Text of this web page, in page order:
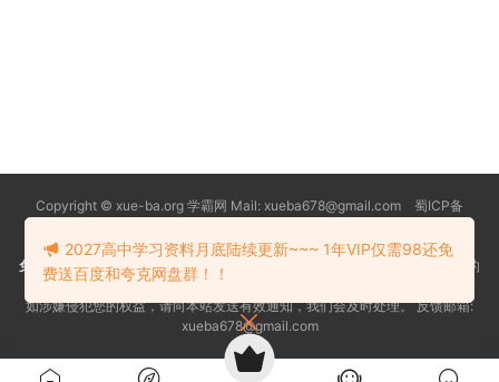
Copyright © xue-ba.org 学霸网 Mail: xueba678@gmail.com 蜀ICP备
常见问题
更新日志 忘记密码本站推荐浏览器：Edge浏览器
免责声明 ：本站资源均搜索自互联网和网友分享,仅供大家学习交流,不对资料的
真实性和安全性负责！
如涉嫌侵犯您的权益，请向本站发送有效通知，我们会及时处理。 反馈邮箱:
xueba678@gmail.com
2027高中学习资料月底陆续更新~~~ 1年VIP仅需98还免
费送百度和夸克网盘群！！